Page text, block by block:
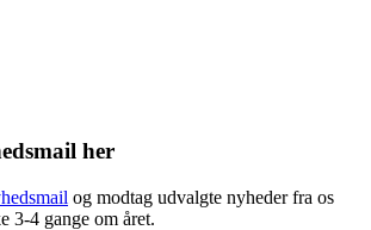
her
og modtag udvalgte nyheder fra os
3-4 gange om året.